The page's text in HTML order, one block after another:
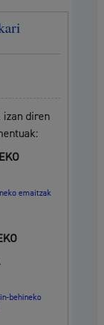
izan diren
emaitzak
behineko